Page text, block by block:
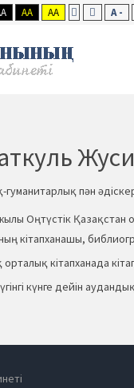
AA AA A -
пән
Оңтүстік
кітапханашы,
кітапханада
күнге дейін